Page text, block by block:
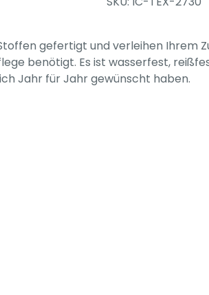
gefertigt und verleihen Ihrem
benötigt. Es ist wasserfest,
Jahr für Jahr gewünscht haben.